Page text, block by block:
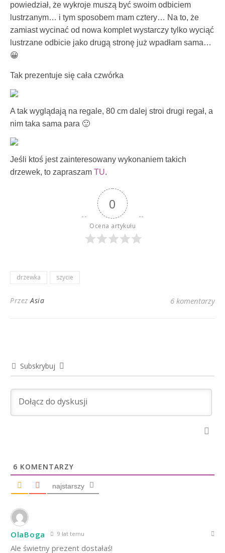
powiedział, że wykroje muszą być swoim odbiciem
lustrzanym… i tym sposobem mam cztery… Na to, że
zamiast wycinać od nowa komplet wystarczy tylko wyciąć
lustrzane odbicie jako drugą stronę już wpadłam sama…
😀
Tak prezentuje się cała czwórka
A tak wyglądają na regale, 80 cm dalej stroi drugi regał, a
nim taka sama para 🙂
Jeśli ktoś jest zainteresowany wykonaniem takich
drzewek, to zapraszam TU.
0
Ocena artykułu
drzewka szycie
PrzezAsia 6 komentarzy
Subskrybuj
6 KOMENTARZY
najstarszy
OlaBoga 9 lat temu
Ale świetny prezent dostałaś!